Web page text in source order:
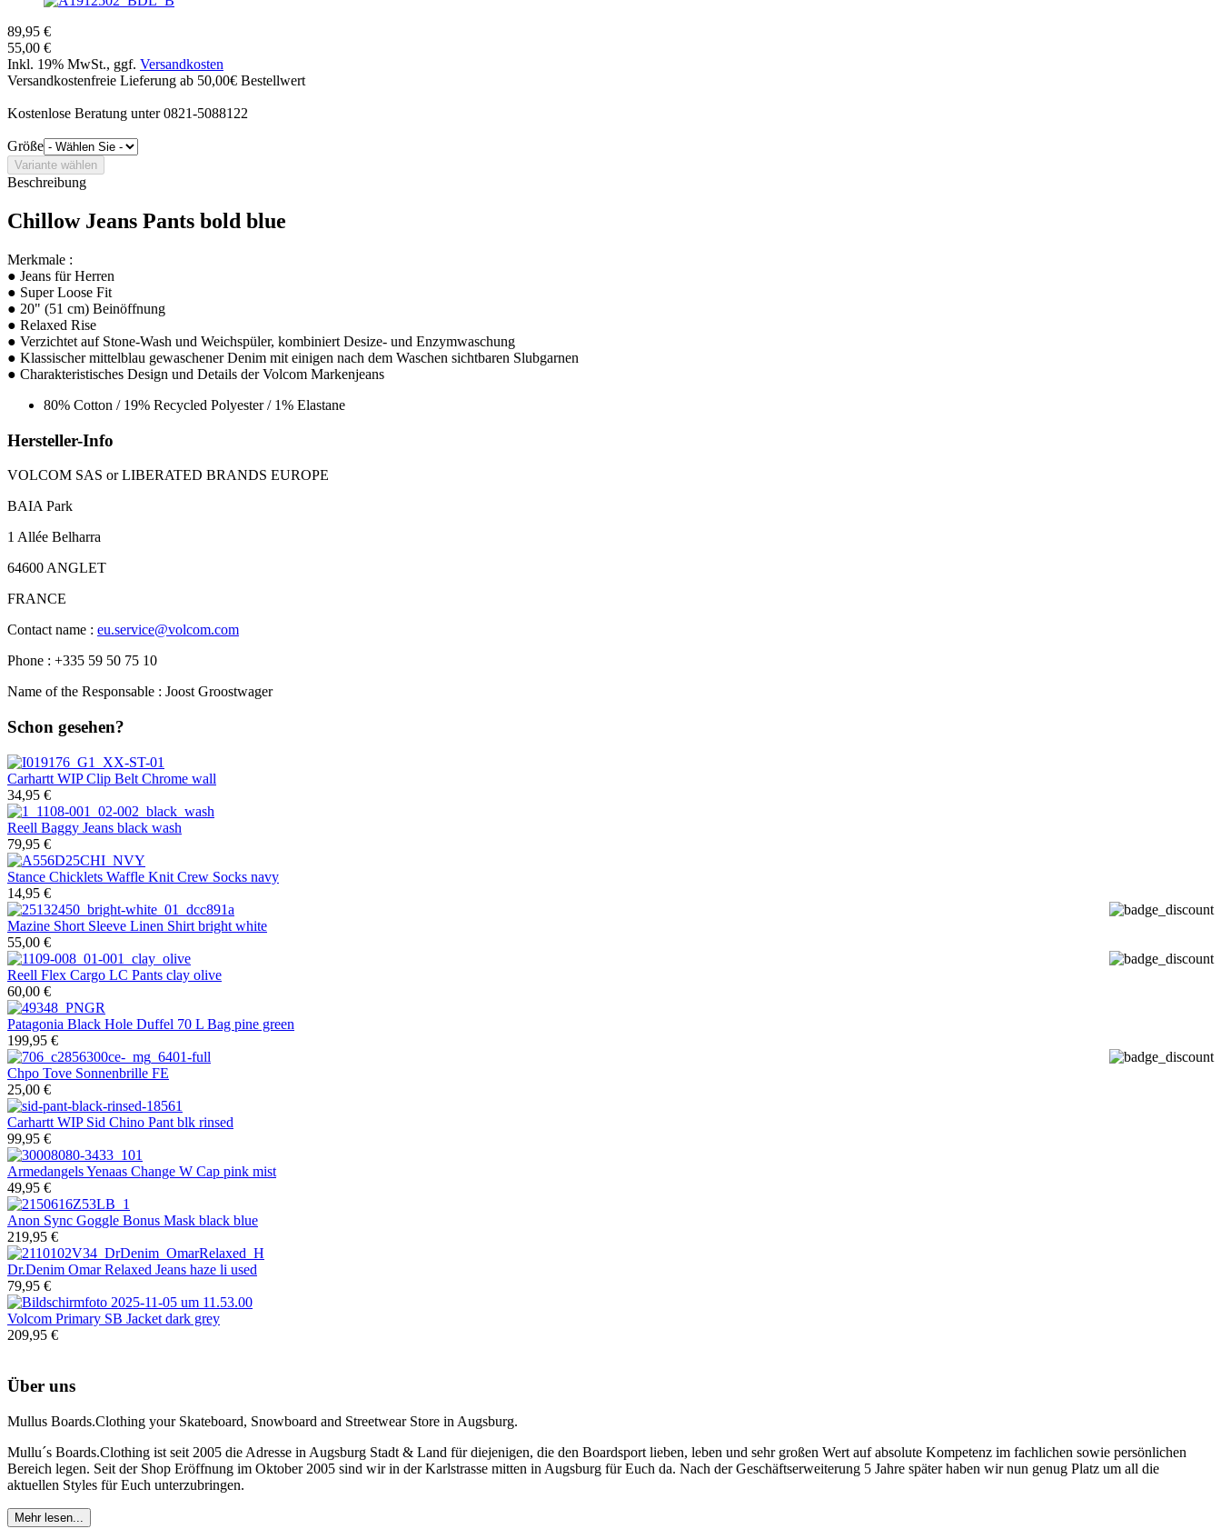
89,95 €
55,00 €
Inkl. 19% MwSt., ggf. Versandkosten
Versandkostenfreie Lieferung ab 50,00€ Bestellwert
Kostenlose Beratung unter 0821-5088122
Größe
Beschreibung
Chillow Jeans Pants bold blue
Merkmale :
● Jeans für Herren
● Super Loose Fit
● 20" (51 cm) Beinöffnung
● Relaxed Rise
● Verzichtet auf Stone-Wash und Weichspüler, kombiniert Desize- und Enzymwaschung
● Klassischer mittelblau gewaschener Denim mit einigen nach dem Waschen sichtbaren Slubgarnen
● Charakteristisches Design und Details der Volcom Markenjeans
80% Cotton / 19% Recycled Polyester / 1% Elastane
Hersteller-Info
VOLCOM SAS or LIBERATED BRANDS EUROPE
BAIA Park
1 Allée Belharra
64600 ANGLET
FRANCE
Contact name : eu.service@volcom.com
Phone : +335 59 50 75 10
Name of the Responsable : Joost Groostwager
Schon gesehen?
Carhartt WIPClip Belt Chrome wall
34,95 €
Reell Baggy Jeans black wash
79,95 €
Stance Chicklets Waffle Knit Crew Socks navy
14,95 €
Mazine Short Sleeve Linen Shirt bright white
55,00 €
Reell Flex Cargo LC Pants clay olive
60,00 €
Patagonia Black Hole Duffel 70 L Bag pine green
199,95 €
Chpo Tove Sonnenbrille FE
25,00 €
Carhartt WIPSid Chino Pant blk rinsed
99,95 €
ArmedangelsYenaas Change W Cap pink mist
49,95 €
Anon Sync Goggle Bonus Mask black blue
219,95 €
Dr.Denim Omar Relaxed Jeans haze li used
79,95 €
Volcom Primary SB Jacket dark grey
209,95 €
Über uns
Mullus Boards.Clothing your Skateboard, Snowboard and Streetwear Store in Augsburg.
Mullu´s Boards.Clothing ist seit 2005 die Adresse in Augsburg Stadt & Land für diejenigen, die den Boardsport lieben, leben und sehr großen Wert auf absolute Kompetenz im fachlichen sowie persönlichen
Bereich legen. Seit der Shop Eröffnung im Oktober 2005 sind wir in der Karlstrasse mitten in Augsburg für Euch da. Nach der Geschäftserweiterung 5 Jahre später haben wir nun genug Platz um all die
aktuellen Styles für Euch unterzubringen.
Mehr lesen...